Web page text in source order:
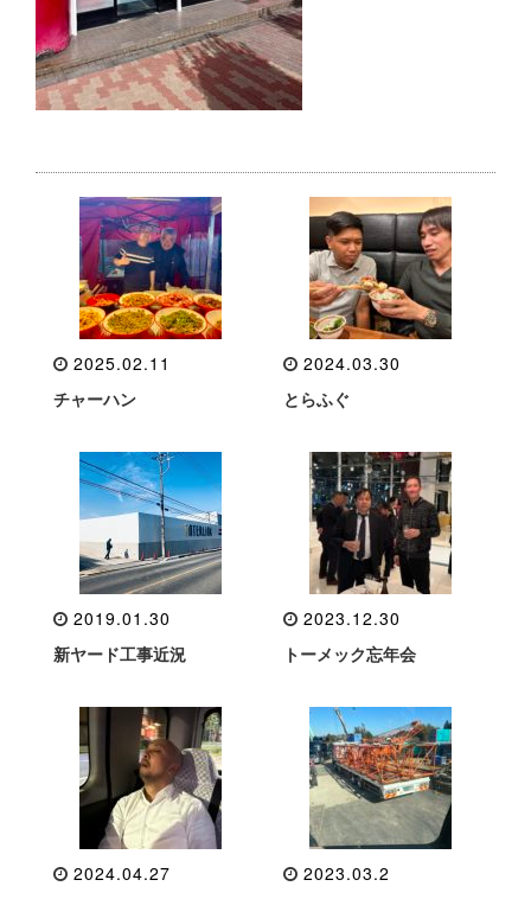
2025.02.11
チャーハン
2024.03.30
とらふぐ
2019.01.30
新ヤード工事近況
2023.12.30
トーメック忘年会
2024.04.27 2023.03.2